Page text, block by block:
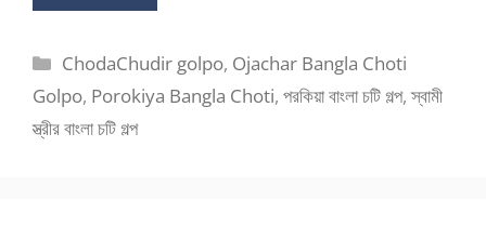
Categories
ChodaChudir golpo, Ojachar Bangla Choti
Golpo, Porokiya Bangla Choti, পরকিয়া বাংলা চটি গল্প, স্বামী
স্ত্রীর বাংলা চটি গল্প